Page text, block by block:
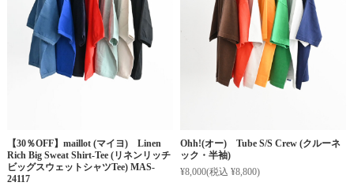
【30％OFF】maillot (マイヨ) Linen
Rich Big Sweat Shirt-Tee (リネンリッチ
ビッグスウェットシャツTee) MAS-
24117
Ohh!(オー) Tube S/S Crew (クルーネ
ック・半袖)
¥8,000(税込 ¥8,800)